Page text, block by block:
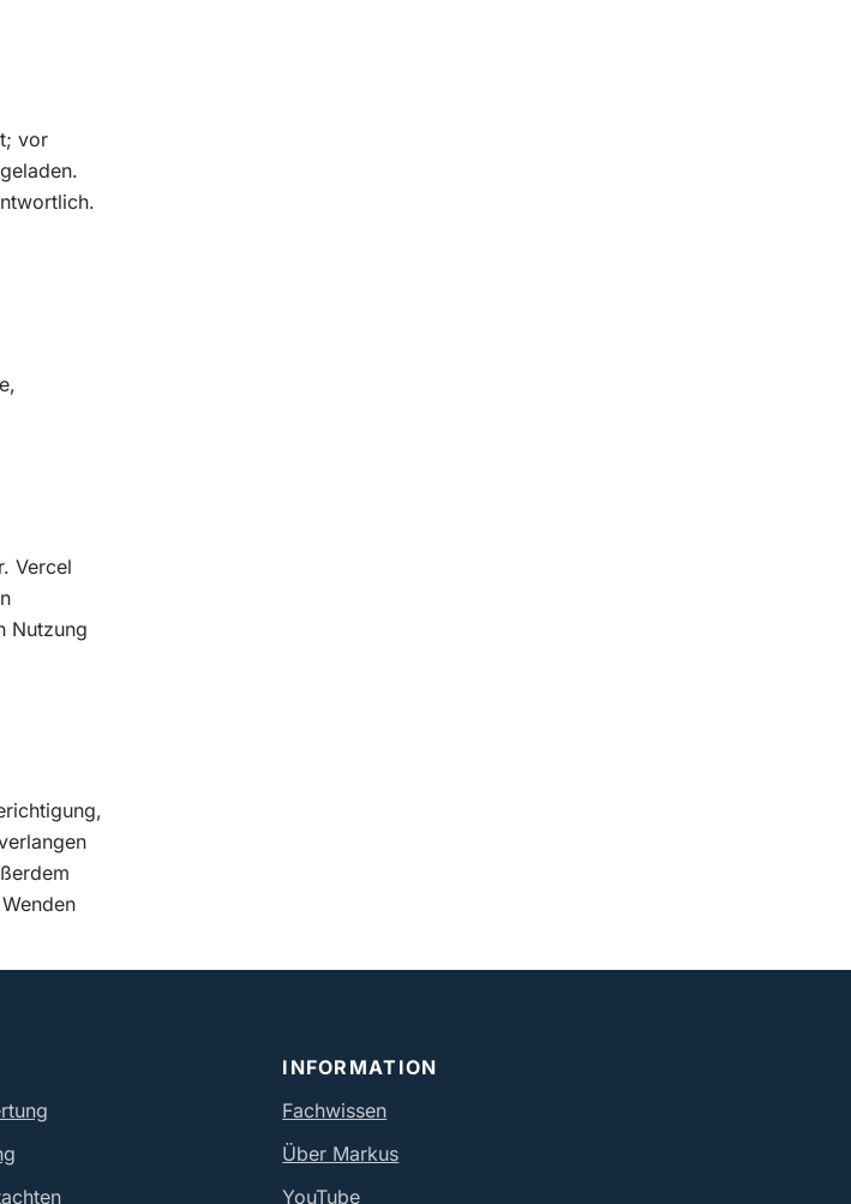
vor
Vercel
Nutzung
INFORMATION
Fachwissen
Über Markus
YouTube